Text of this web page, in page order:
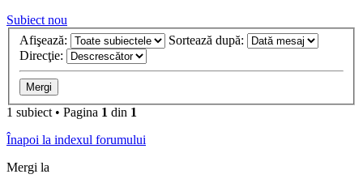
Subiect nou
Afişează:
Sortează după:
Direcţie:
1 subiect • Pagina 1 din 1
Înapoi la indexul forumului
Mergi la